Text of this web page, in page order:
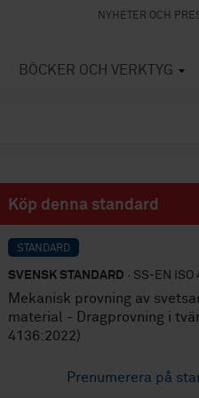
NYHETER OCH
BÖCKER OCH VERKTYG
Köp denna standard
STANDARD
SVENSK STANDARD · SS-EN
Mekanisk provning av
material - Dragprovning i
4136:2022)
Prenumerera på